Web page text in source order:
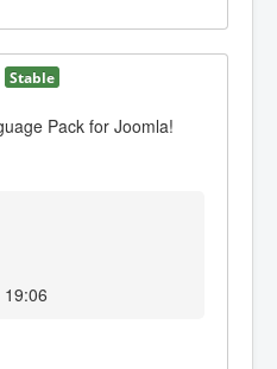
Stable
Pack for Joomla!